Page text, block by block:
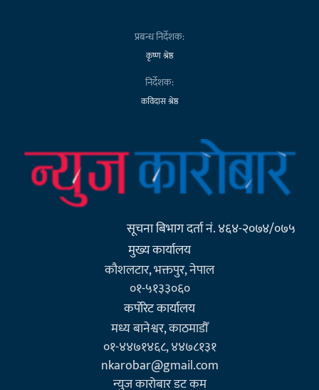
प्रबन्ध निर्देशक:
कृष्ण श्रेष्ठ
निर्देशक:
कविदास श्रेष्ठ
सूचना बिभाग दर्ता नं. ४६४-२०७४/०७५
मुख्य कार्यालय
कौशलटार, भक्तपुर, नेपाल
०१-५१३३०६०
कर्पाेरेट कार्यालय
मध्य बानेश्वर, काठमाडौँ
०१-४४७१४६८, ४४७८१३१
nkarobar@gmail.com
न्युज कारोबार डट कम